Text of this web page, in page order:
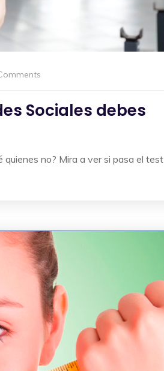
Sociales debes
quienes no? Mira a ver si pasa el test